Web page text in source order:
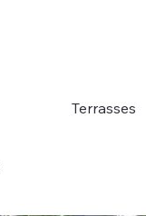
Terrasses